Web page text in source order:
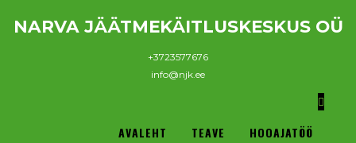
NARVA JÄÄTMEKÄITLUSKESKUS OÜ
+3723577676
info@njk.ee
AVALEHT TEAVE HOOAJATÖÖ